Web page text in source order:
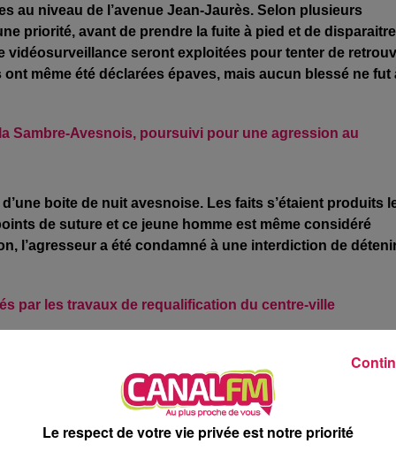
au niveau de l’avenue Jean-Jaurès. Selon plusieurs
priorité, avant de prendre la fuite à pied et de disparaitre
vidéosurveillance seront exploitées pour tenter de
même été déclarées épaves, mais aucun blessé ne fut
Sambre-Avesnois, poursuivi pour une agression au
boite de nuit avesnoise. Les faits s’étaient produits
de suture et ce jeune homme est même considéré
l’agresseur a été condamné à une interdiction de
par les travaux de requalification du centre-ville
a été mis en place et qu’une commission se
pendant les périodes de fermeture des routes.
au plus vite par email àindemnisation-commerces@ville-
davantage de femmes
Le respect de votre vie privée est notre priorité